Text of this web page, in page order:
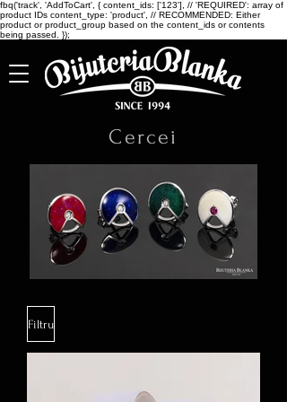
fbq('track', 'AddToCart', { content_ids: ['123'], // 'REQUIRED': array of
product IDs content_type: 'product', // RECOMMENDED: Either
product or product_group based on the content_ids or contents
being passed. });
Cercei
Filtru